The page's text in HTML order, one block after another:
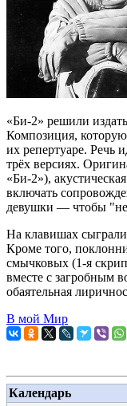
«Би-2» решили
Композиция,
их репертуаре. Речь
трёх версиях.
«Би-2»),
включать
девушки — чтобы
На клавишах
Кроме того,
смычковых (1-я
вместе с загробным
обаятельная
В мой Мир
Календарь